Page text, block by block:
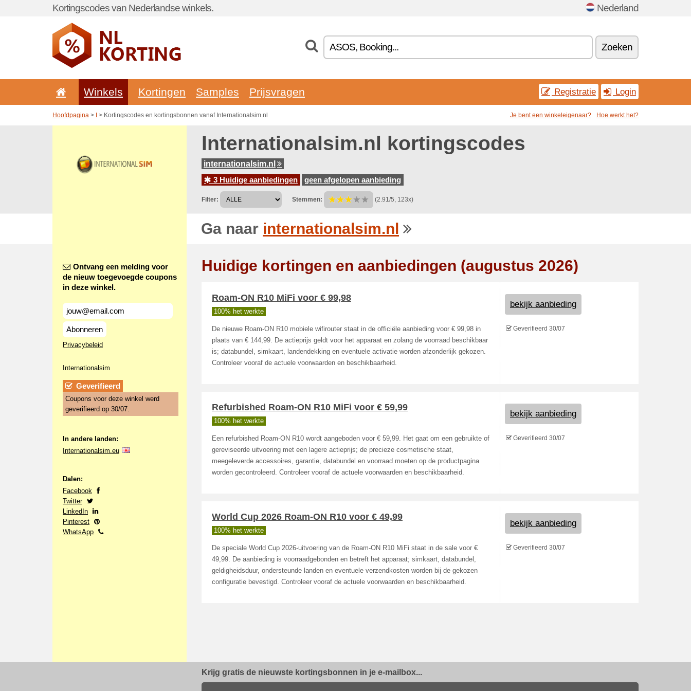
Kortingscodes van Nederlandse winkels. Nederland
Zoeken
Winkels Kortingen Samples Prijsvragen Registratie Login
Hoofdpagina > > Kortingscodes en kortingsbonnen vanaf Internationalsim.nl Je bent een winkeleigenaar? Hoe werkt het?
Internationalsim.nl kortingscodes
internationalsim.nl
3 Huidige aanbiedingen
geen afgelopen aanbieding
Filter: Stemmen: (2.91/5, 123x)
Ga naar internationalsim.nl
Ontvang een melding voor
de nieuw toegevoegde coupons
in deze winkel.
Abonneren
Privacybeleid
Internationalsim
Geverifieerd
Coupons voor deze winkel werd
geverifieerd op 30/07.
In andere landen:
Internationalsim.eu
Dalen:
Facebook
Twitter
LinkedIn
Pinterest
WhatsApp
Huidige kortingen en aanbiedingen (augustus 2026)
Roam-ON R10 MiFi voor € 99,98
100% het werkte
De nieuwe Roam-ON R10 mobiele wifirouter staat in de officiële aanbieding voor € 99,98 in
plaats van € 144,99. De actieprijs geldt voor het apparaat en zolang de voorraad beschikbaar
is; databundel, simkaart, landendekking en eventuele activatie worden afzonderlijk gekozen.
Controleer vooraf de actuele voorwaarden en beschikbaarheid.
bekijk aanbieding
Geverifieerd 30/07
Refurbished Roam-ON R10 MiFi voor € 59,99
100% het werkte
Een refurbished Roam-ON R10 wordt aangeboden voor € 59,99. Het gaat om een gebruikte of
gereviseerde uitvoering met een lagere actieprijs; de precieze cosmetische staat,
meegeleverde accessoires, garantie, databundel en voorraad moeten op de productpagina
worden gecontroleerd. Controleer vooraf de actuele voorwaarden en beschikbaarheid.
bekijk aanbieding
Geverifieerd 30/07
World Cup 2026 Roam-ON R10 voor € 49,99
100% het werkte
De speciale World Cup 2026-uitvoering van de Roam-ON R10 MiFi staat in de sale voor €
49,99. De aanbieding is voorraadgebonden en betreft het apparaat; simkaart, databundel,
geldigheidsduur, ondersteunde landen en eventuele verzendkosten worden bij de gekozen
configuratie bevestigd. Controleer vooraf de actuele voorwaarden en beschikbaarheid.
bekijk aanbieding
Geverifieerd 30/07
Krijg gratis de nieuwste kortingsbonnen in je e-mailbox...